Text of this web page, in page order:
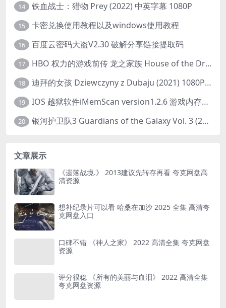
14 铁血战士：猎物 Prey (2022) 中英字幕 1080P
15 卡密兑换使用教程以及windows使用教程
16 百度云密码大盗V2.30 破解分享链接提取码
17 HBO 权力的游戏前传 龙之家族 House of the Dragon (2022) 中字 1080P 更新4集
18 迪拜的女孩 Dziewczyny z Dubaju (2021) 1080P 中字
19 IOS 越狱软件iMemScan version1.2.6 游戏内存修改器
20 银河护卫队3 Guardians of the Galaxy Vol. 3 (2023)4K高清资源1080p只分享精品
文章展示
《遗落战境.》 2013建议先转存再看 夸克网盘高
清资源
想补纪录片可以看 哈桑在加沙 2025 全集 高清夸
克网盘入口
口碑不错 《神人之家》 2022 高清全集 夸克网盘
资源
评分很稳 《所有的美丽与血泪》 2022 高清全集
夸克网盘资源